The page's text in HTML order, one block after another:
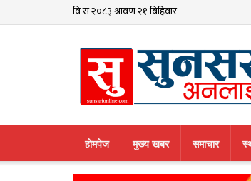
हाेमपेज मुख्य खबर समाचार